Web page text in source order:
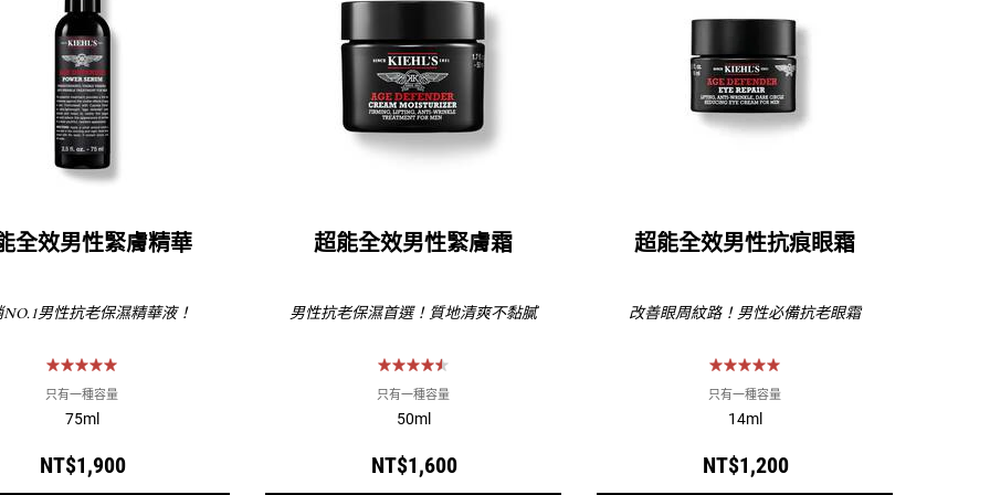
全效男性緊膚精華
男性抗老保濕精華液！
只有一種容量
75ml
NT$1,900
超能全效男性緊膚霜
男性抗老保濕首選！質地清爽不黏膩
只有一種容量
50ml
NT$1,600
超能全效男性抗痕眼霜
改善眼周紋路！男性必備抗老眼霜
只有一種容量
14ml
NT$1,200